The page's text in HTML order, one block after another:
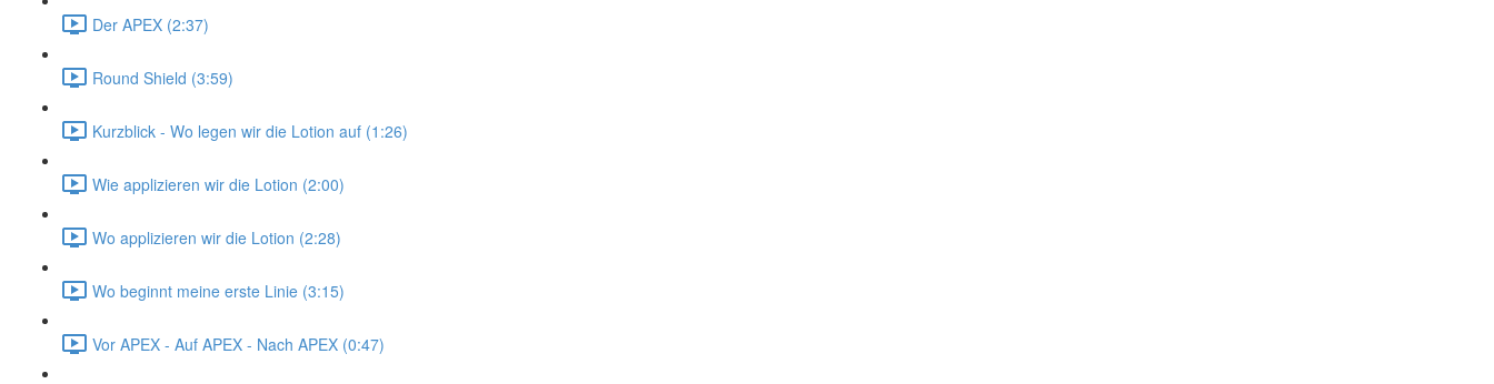
Der APEX (2:37)
Round Shield (3:59)
Kurzblick - Wo legen wir die Lotion auf (1:26)
Wie applizieren wir die Lotion (2:00)
Wo applizieren wir die Lotion (2:28)
Wo beginnt meine erste Linie (3:15)
Vor APEX - Auf APEX - Nach APEX (0:47)